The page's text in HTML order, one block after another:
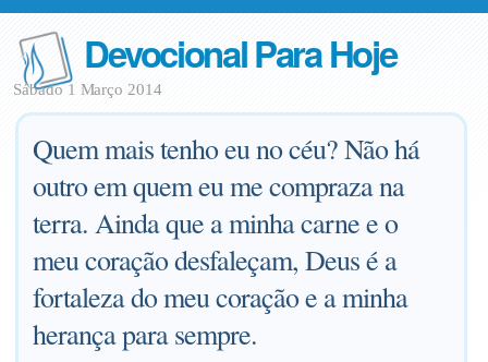
Devocional Para Hoje
Sábado 1 Março 2014
Quem mais tenho eu no céu? Não há
outro em quem eu me compraza na
terra. Ainda que a minha carne e o
meu coração desfaleçam, Deus é a
fortaleza do meu coração e a minha
herança para sempre.